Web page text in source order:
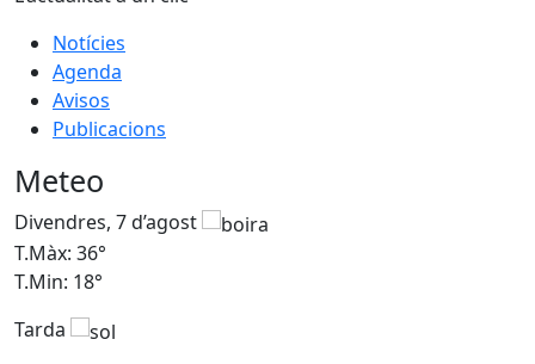
Notícies
Agenda
Avisos
Publicacions
Meteo
Divendres, 7 d’agost
T.Màx: 36°
T.Min: 18°
Tarda